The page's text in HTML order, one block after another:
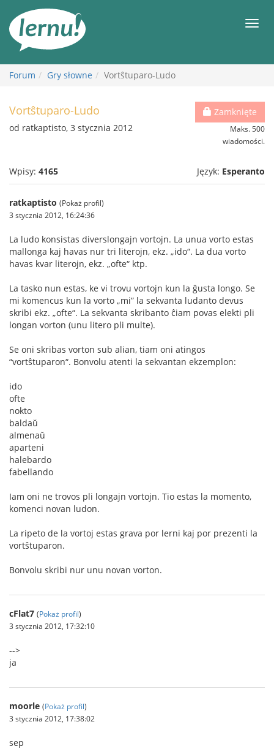
Forum Gry słowne Vortŝtuparo-Ludo
Zamknięte
Maks. 500
wiadomości.
Vortŝtuparo-Ludo
od ratkaptisto, 3 stycznia 2012
Wpisy: 4165 Język: Esperanto
ratkaptisto (Pokaż profil)
3 stycznia 2012, 16:24:36
La ludo konsistas diverslongajn vortojn. La unua vorto estas
mallonga kaj havas nur tri literojn, ekz. „ido“. La dua vorto
havas kvar literojn, ekz. „ofte“ ktp.
La tasko nun estas, ke vi trovu vortojn kun la ĝusta longo. Se
mi komencus kun la vorto „mi” la sekvanta ludanto devus
skribi ekz. „ofte“. La sekvanta skribanto ĉiam povas elekti pli
longan vorton (unu litero pli multe).
Se oni skribas vorton sub alian, tiam oni atingos
“vortŝtuparon“. Bonvolu atenti la sekvantan ekzemplon:
ido
ofte
nokto
baldaŭ
almenaŭ
aparteni
halebardo
fabellando
Iam oni ne trovos pli longajn vortojn. Tio estas la momento,
komenci novan ludon.
La ripeto de la vortoj estas grava por lerni kaj por prezenti la
vortŝtuparon.
Bonvolu skribi nur unu novan vorton.
cFlat7 (Pokaż profil)
3 stycznia 2012, 17:32:10
-->
ja
moorle (Pokaż profil)
3 stycznia 2012, 17:38:02
sep